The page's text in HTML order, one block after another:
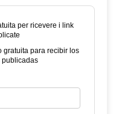
per ricevere i link
gratuita para recibir los
publicadas